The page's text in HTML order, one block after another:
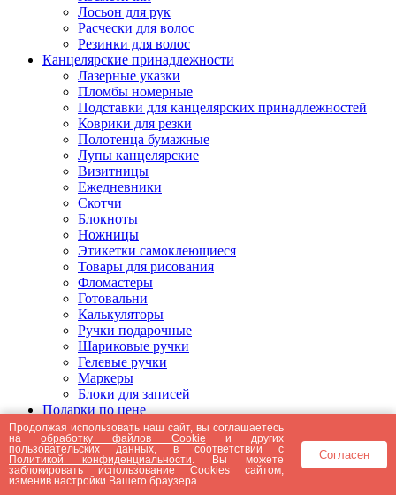
Лосьон для рук
Расчески для волос
Резинки для волос
Канцелярские принадлежности
Лазерные указки
Пломбы номерные
Подставки для канцелярских принадлежностей
Коврики для резки
Полотенца бумажные
Лупы канцелярские
Визитницы
Ежедневники
Скотчи
Блокноты
Ножницы
Этикетки самоклеющиеся
Товары для рисования
Фломастеры
Готовальни
Калькуляторы
Ручки подарочные
Шариковые ручки
Гелевые ручки
Маркеры
Блоки для записей
Подарки по цене
Подарки от 5000 рублей
Подарки до 5000 рублей
Подарки до 3000 рублей
Подарки до 2000 рублей
Подарки до 1000 рублей
Продолжая использовать наш сайт, вы соглашаетесь
наобработку файлов Cookie и других
пользовательских данных, в соответствии с
Политикой конфиденциальности . Вы можете
заблокировать использование Cookies сайтом,
изменив настройки Вашего браузера.
Согласен